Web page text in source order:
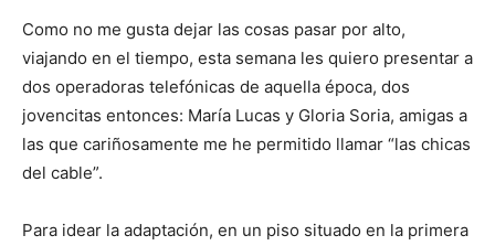
Como no me gusta dejar las cosas pasar por alto,
viajando en el tiempo, esta semana les quiero presentar a
dos operadoras telefónicas de aquella época, dos
jovencitas entonces: María Lucas y Gloria Soria, amigas a
las que cariñosamente me he permitido llamar “las chicas
del cable”.
Para idear la adaptación, en un piso situado en la primera